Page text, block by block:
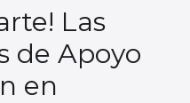
Las
de Apoyo
en